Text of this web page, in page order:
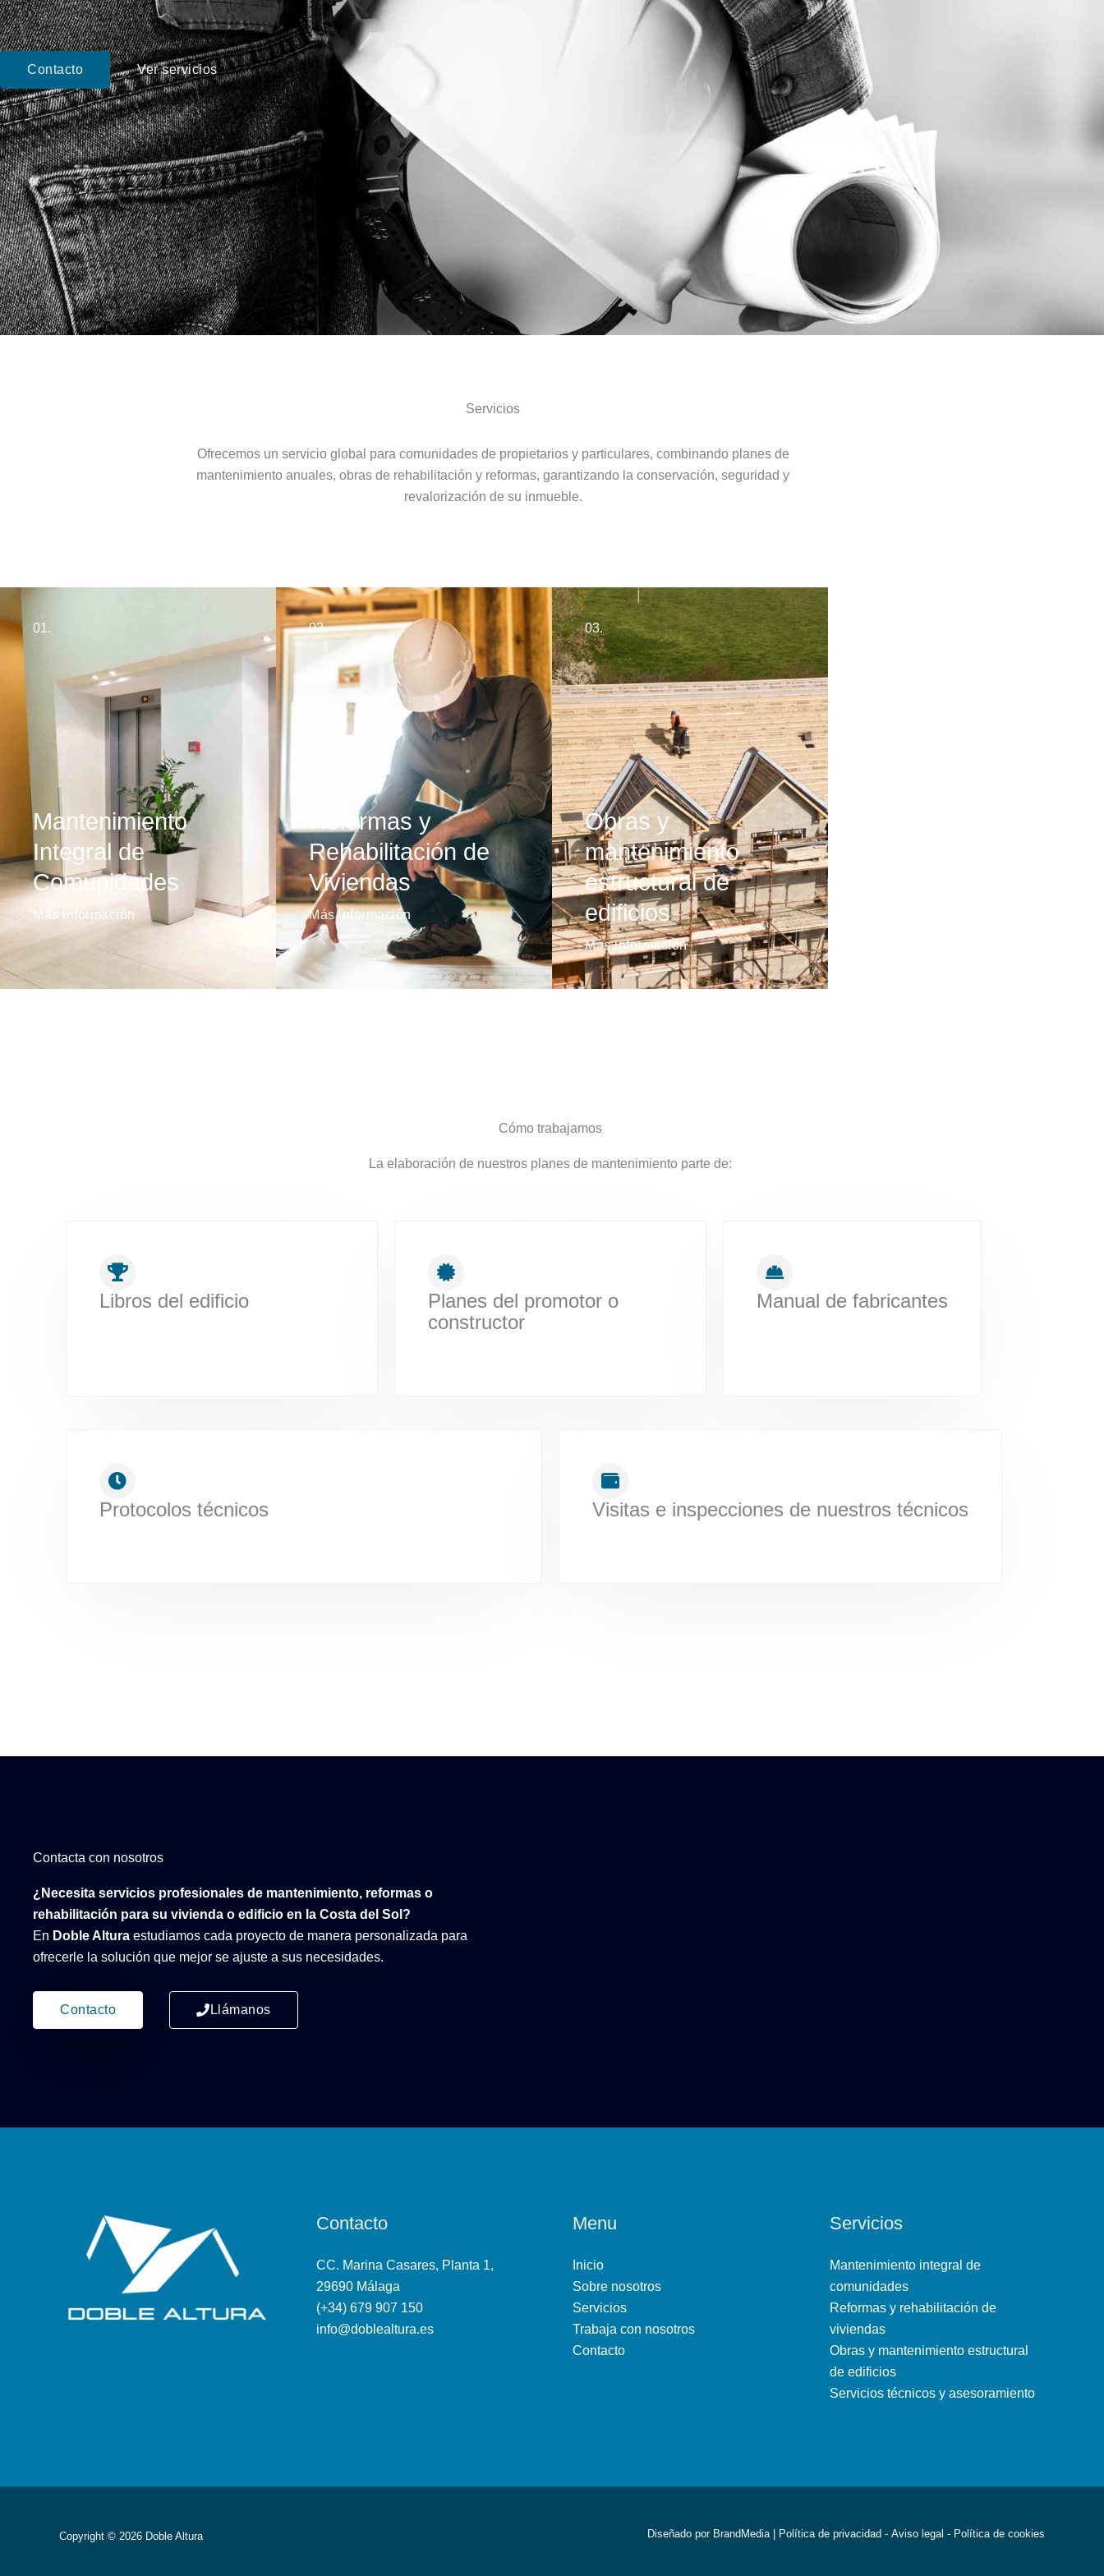
Contacto Ver servicios
Servicios
Ofrecemos un servicio global para comunidades de propietarios y particulares, combinando planes de
mantenimiento anuales, obras de rehabilitación y reformas, garantizando la conservación, seguridad y
revalorización de su inmueble.
01.
Mantenimiento
Integral de
Comunidades
Más información
02.
Reformas y
Rehabilitación de
Viviendas
Más información
03.
Obras y
mantenimiento
estructural de
edificios
Más información
Cómo trabajamos
La elaboración de nuestros planes de mantenimiento parte de:
Libros del edificio
Planes del promotor o
constructor
Manual de fabricantes
Protocolos técnicos Visitas e inspecciones de nuestros técnicos
Contacta con nosotros
¿Necesita servicios profesionales de mantenimiento, reformas o
rehabilitación para su vivienda o edificio en la Costa del Sol?
En Doble Altura estudiamos cada proyecto de manera personalizada para
ofrecerle la solución que mejor se ajuste a sus necesidades.
Contacto Llámanos
Contacto
CC. Marina Casares, Planta 1,
29690 Málaga
(+34) 679 907 150
info@doblealtura.es
Menu
Inicio
Sobre nosotros
Servicios
Trabaja con nosotros
Contacto
Servicios
Mantenimiento integral de
comunidades
Reformas y rehabilitación de
viviendas
Obras y mantenimiento estructural
de edificios
Servicios técnicos y asesoramiento
Copyright © 2026 Doble Altura Diseñado por BrandMedia| Política de privacidad - Aviso legal - Política de cookies